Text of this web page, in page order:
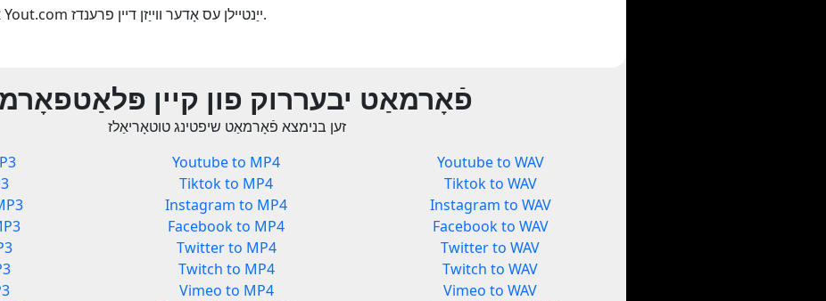
אויב איר ינדזשויד ניצן Yout.com ייַנטיילן עס אָדער ווייַזן דיין פרענדז.
פֿאָרמאַט יבעררוק פון קיין
זען בנימצא פֿאָרמאַט שיפטינג טוטאָריאַלז
Youtube to MP4
Tiktok to MP4
Instagram to MP4
Facebook to MP4
Twitter to MP4
Twitch to MP4
Vimeo to MP4
Youtube to WAV
Tiktok to WAV
Instagram to WAV
Facebook to WAV
Twitter to WAV
Twitch to WAV
Vimeo to WAV